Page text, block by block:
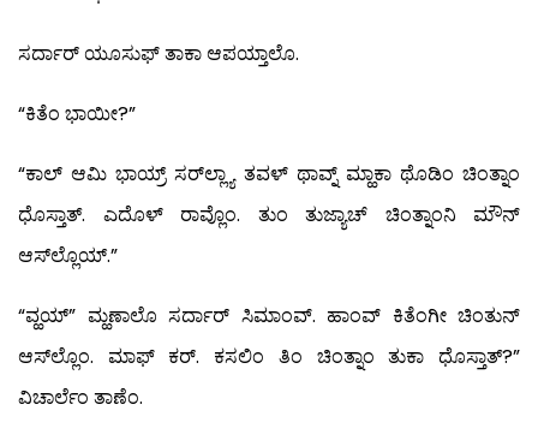
ಸರ್ದಾರ್ ಯೂಸುಫ್ ತಾಕಾ ಆಪಯ್ತಾಲೊ.
“ಕಿತೆಂ ಭಾಯೀ?”
“ಕಾಲ್ ಆಮಿ ಭಾಯ್ರ್ ಸರ್‌ಲ್ಲ್ಯಾ ತವಳ್ ಥಾವ್ನ್ ಮ್ಹಾಕಾ ಥೊಡಿಂ ಚಿಂತ್ನಾಂ
ಧೊಸ್ತಾತ್. ಎದೊಳ್ ರಾವ್ಲೊಂ. ತುಂ ತುಜ್ಯಾಚ್ ಚಿಂತ್ನಾಂನಿ ಮೌನ್
ಆಸ್‍ಲ್ಲೊಯ್.”
“ವ್ಹಯ್” ಮ್ಹಣಾಲೊ ಸರ್ದಾರ್ ಸಿಮಾಂವ್. ಹಾಂವ್ ಕಿತೆಂಗೀ ಚಿಂತುನ್
ಆಸ್‍ಲ್ಲೊಂ. ಮಾಫ್ ಕರ್. ಕಸಲಿಂ ತಿಂ ಚಿಂತ್ನಾಂ ತುಕಾ ಧೊಸ್ತಾತ್?”
ವಿಚಾರ್ಲೆಂ ತಾಣೆಂ.